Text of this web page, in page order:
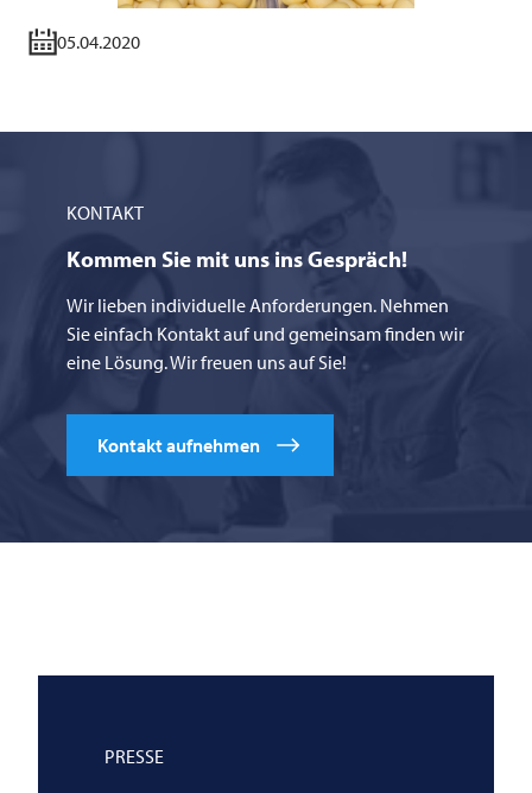
05.04.2020
KONTAKT
Kommen Sie mit uns ins Gespräch!
Wir lieben individuelle Anforderungen. Nehmen
Sie einfach Kontakt auf und gemeinsam finden wir
eine Lösung. Wir freuen uns auf Sie!
Kontakt aufnehmen
PRESSE